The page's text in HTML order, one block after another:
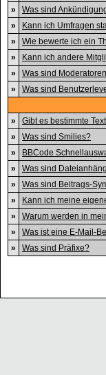
»
Was sind
»
Kann ich Umfragen
»
Wie bewerte ich ein
»
Kann ich andere
»
Was sind
»
Was sind
»
Gibt es bestimmte
»
Was sind Smilies?
»
BBCode
»
Was sind
»
Was sind Beitrags-
»
Kann ich meine
»
Warum werden in
»
Was ist eine E-Mail-
»
Was sind Präfixe?